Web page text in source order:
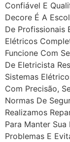
Confiável E
Decore É A
De Profissionais
Elétricos
Funcione Com
De Eletricista
Sistemas
Com Precisão,
Normas De
Realizamos
Para Manter Sua
Problemas E